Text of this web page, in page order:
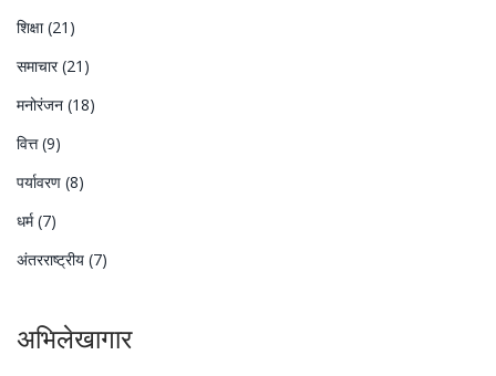
शिक्षा(21)
समाचार(21)
मनोरंजन (18)
वित्त(9)
पर्यावरण (8)
धर्म(7)
अंतरराष्ट्रीय (7)
अभिलेखागार